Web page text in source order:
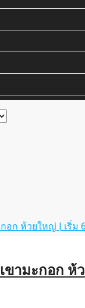
ขามะกอก ห้